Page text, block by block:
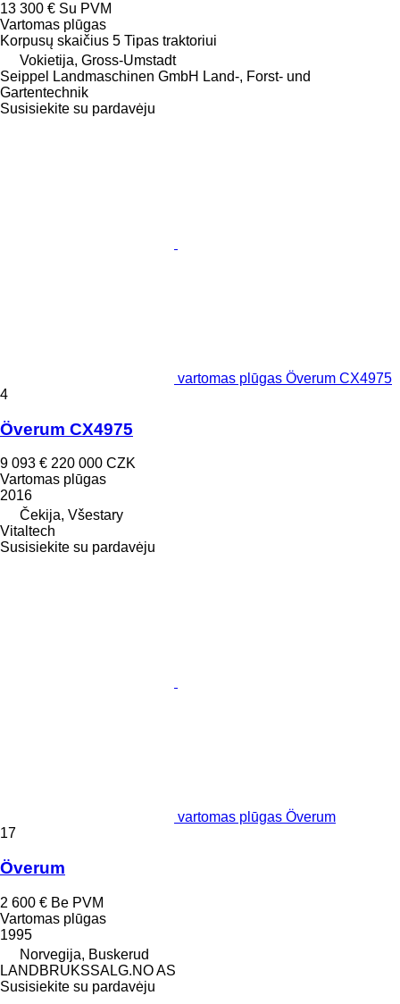
13 300 € Su PVM
Vartomas plūgas
Korpusų skaičius 5 Tipas traktoriui
Vokietija, Gross-Umstadt
Seippel Landmaschinen GmbH Land-, Forst- und
Gartentechnik
Susisiekite su pardavėju
vartomas plūgas Överum CX4975
4
Överum CX4975
9 093 € 220 000 CZK
Vartomas plūgas
2016
Čekija, Všestary
Vitaltech
Susisiekite su pardavėju
vartomas plūgas Överum
17
Överum
2 600 € Be PVM
Vartomas plūgas
1995
Norvegija, Buskerud
LANDBRUKSSALG.NO AS
Susisiekite su pardavėju